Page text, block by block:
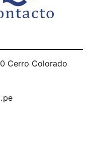
Cerro Colorado